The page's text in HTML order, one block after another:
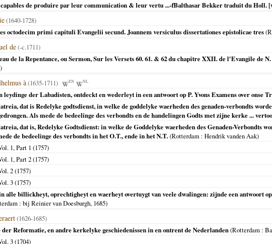
capables de produire par leur communication & leur vertu ...-fBalthasar Bekker traduit du Holl.
(1640-1728)
octodecim primi capituli Evangelii secund. Joannem versiculus dissertationes epistolicae tres(
de(-c.1711)
de la Repentance, ou Sermon, Sur les Versets 60. 61. & 62 du chapitre XXII. de l'Evangile de
)
à(1635-1711) EN NL
leydinge der Labadisten, ontdeckt en wederleyt in een antwoort op P. Yvons Examens over onse
dat is Redelyke godtsdienst, in welke de goddelyke waerheden des genaden-verbondts
Als mede de bedeelinge des verbondts en de handelingen Godts met zijne kerke ...
dat is, Redelyke Godtsdienst: in welke de Goddelyke waerheden des Genaden-Verbondts
de bedeelinge des verbondts in het O.T., ende in het N.T.(Rotterdam : Hendrik vanden Aak)
1, Part 1 (1757)
1, Part 2 (1757)
2 (1757)
3 (1757)
alle billickheyt, oprechtigheyt en waerheyt overtuygt van veele dwalingen: zijnde een
: bij Reinier van Doesburgh, 1685)
(1626-1685)
Reformatie, en andre kerkelyke geschiedenissen in en ontrent de Nederlanden(Rotterdam :
3 (1704)